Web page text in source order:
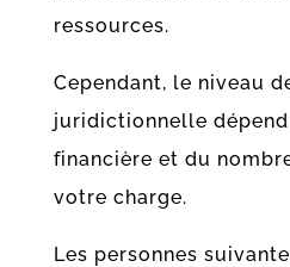
ressources.
Cependant, le niveau
juridictionnelle
financière et du
votre charge.
Les personnes